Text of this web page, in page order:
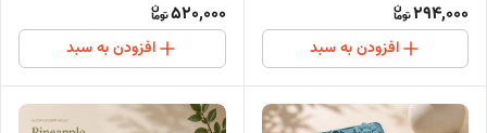
294,000
افزودن به سبد
520,000
افزودن به سبد